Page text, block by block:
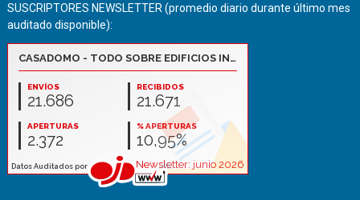
SUSCRIPTORES NEWSLETTER (promedio diario durante último mes
auditado disponible):